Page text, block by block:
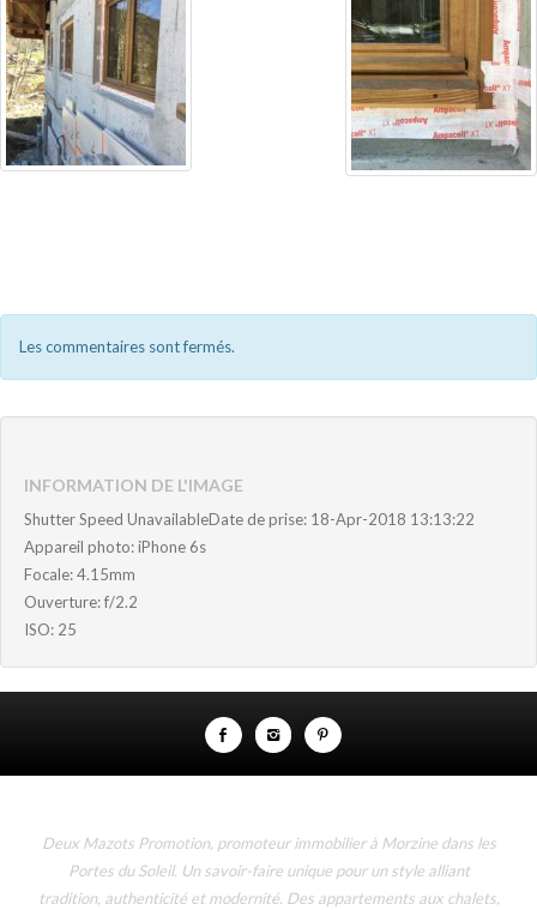
Les commentaires sont fermés.
INFORMATION DE L'IMAGE
Shutter Speed UnavailableDate de prise: 18-Apr-2018 13:13:22
Appareil photo: iPhone 6s
Focale: 4.15mm
Ouverture: f/2.2
ISO: 25
Deux Mazots Promotion, promoteur immobilier à Morzine dans les
Portes du Soleil. Un savoir-faire unique pour un style alliant
tradition, authenticité et modernité. Des appartements aux chalets,